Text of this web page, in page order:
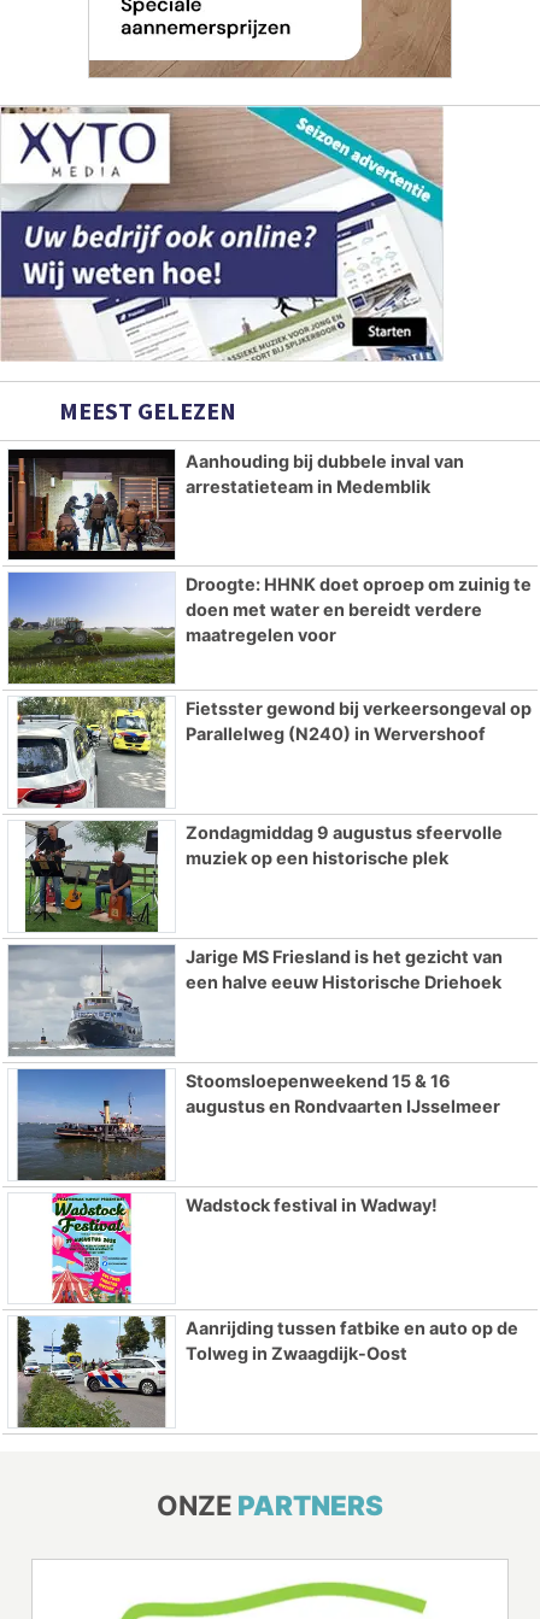
MEEST GELEZEN
Aanhouding bij dubbele inval van
arrestatieteam in Medemblik
Droogte: HHNK doet oproep om zuinig te
doen met water en bereidt verdere
maatregelen voor
Fietsster gewond bij verkeersongeval op
Parallelweg (N240) in Wervershoof
Zondagmiddag 9 augustus sfeervolle
muziek op een historische plek
Jarige MS Friesland is het gezicht van
een halve eeuw Historische Driehoek
Stoomsloepenweekend 15 & 16
augustus en Rondvaarten IJsselmeer
Wadstock festival in Wadway!
Aanrijding tussen fatbike en auto op de
Tolweg in Zwaagdijk-Oost
ONZE PARTNERS